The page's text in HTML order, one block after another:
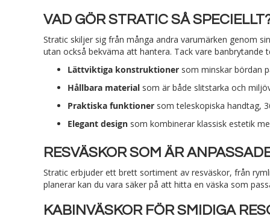
VAD GÖR STRATIC SÅ
Stratic skiljer sig från många andra varumärken genom
utan också bekväma att hantera. Tack vare
Lättviktiga konstruktioner som minskar bördan
Hållbara material som är både slitstarka och
Praktiska funktioner som teleskopiska handtag,
Elegant design som kombinerar klassisk estetik
RESVÄSKOR SOM ÄR
Stratic erbjuder ett brett sortiment av resväskor, från
planerar kan du vara säker på att hitta en väska som
KABINVÄSKOR FÖR SMIDIGA